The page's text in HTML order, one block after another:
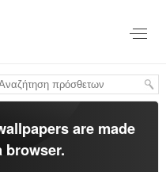
are made
browser.